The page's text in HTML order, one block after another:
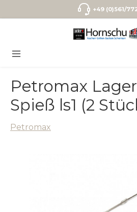
Zum Hauptinhalt springen
+49 (0)561/
Petromax
Spieß ls1 (2
Petromax